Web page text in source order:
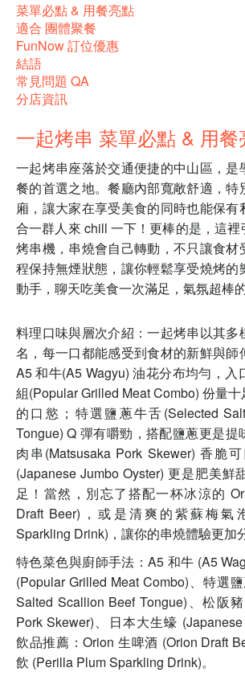
菜單必點 & 用餐亮點
適合 團體聚餐
FunNow 訂位優惠
結語
常見問題 QA
分店資訊
一起烤串 菜單必點 & 用餐
一起烤串座落於交通便捷的中山區，是
餐的首選之地。餐廳內部寬敞舒適，特
廂，讓大家在享受美食的同時也能保有
合一群人來 chill 一下！更棒的是，這
烤串機，串燒會自己轉動，不只讓食材
程保持無煙狀態，讓你輕鬆享受燒烤的
動手，聊天吃美食一次滿足，氣氛超棒
料理口味與層次介紹：一起烤串以其多
名，每一口都能感受到食材的新鮮與師
A5 和牛(A5 Wagyu) 油花分布均勻，入
組(Popular Grilled Meat Combo) 份量
的口慾；特選鹽蔥牛舌(Selected
Tongue) Q 彈有嚼勁，搭配鹽蔥更是提
肉串(Matsusaka Pork Skewer) 香脆
(Japanese Jumbo Oyster) 更是肥美鮮
足！當然，別忘了搭配一杯冰涼的
Draft Beer)，或是清爽的紫蘇梅氣
Sparkling Drink)，讓你的串燒體驗更加
特色菜色與廚師手法：A5 和牛 (A5
(Popular Grilled Meat Combo)、特選
Salted Scallion Beef Tongue)、松阪
Pork Skewer)、日本大生蠔 (Japanese
飲品推薦：Orion 生啤酒 (Orion Draft
飲 (Perilla Plum Sparkling Drink)。